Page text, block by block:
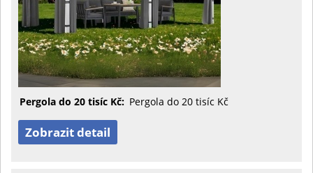
Pergola do 20 tisíc Kč: Pergola do 20 tisíc Kč
Zobrazit detail